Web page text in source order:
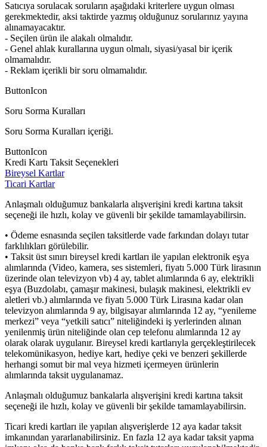
Satıcıya sorulacak soruların aşağıdaki kriterlere uygun olması
gerekmektedir, aksi taktirde yazmış olduğunuz sorularınız yayına
alınamayacaktır.
- Seçilen ürün ile alakalı olmalıdır.
- Genel ahlak kurallarına uygun olmalı, siyasi/yasal bir içerik
olmamalıdır.
- Reklam içerikli bir soru olmamalıdır.
ButtonIcon
Soru Sorma Kuralları
Soru Sorma Kuralları içeriği.
ButtonIcon
Kredi Kartı Taksit Seçenekleri
Bireysel Kartlar
Ticari Kartlar
Anlaşmalı olduğumuz bankalarla alışverişini kredi kartına taksit
seçeneği ile hızlı, kolay ve güvenli bir şekilde tamamlayabilirsin.
• Ödeme esnasında seçilen taksitlerde vade farkından dolayı tutar
farklılıkları görülebilir.
• Taksit üst sınırı bireysel kredi kartları ile yapılan elektronik eşya
alımlarında (Video, kamera, ses sistemleri, fiyatı 5.000 Türk lirasının
üzerinde olan televizyon vb) 4 ay, tablet alımlarında 6 ay, elektrikli
eşya (Buzdolabı, çamaşır makinesi, bulaşık makinesi, elektrikli ev
aletleri vb.) alımlarında ve fiyatı 5.000 Türk Lirasına kadar olan
televizyon alımlarında 9 ay, bilgisayar alımlarında 12 ay, “yenileme
merkezi” veya “yetkili satıcı” niteliğindeki iş yerlerinden alınan
yenilenmiş ürün niteliğinde olan cep telefonu alımlarında 12 ay
olarak olarak uygulanır. Bireysel kredi kartlarıyla gerçekleştirilecek
telekomünikasyon, hediye kart, hediye çeki ve benzeri şekillerde
herhangi somut bir mal veya hizmeti içermeyen ürünlerin
alımlarında taksit uygulanamaz.
Anlaşmalı olduğumuz bankalarla alışverişini kredi kartına taksit
seçeneği ile hızlı, kolay ve güvenli bir şekilde tamamlayabilirsin.
Ticari kredi kartları ile yapılan alışverişlerde 12 aya kadar taksit
imkanından yararlanabilirsiniz. En fazla 12 aya kadar taksit yapma